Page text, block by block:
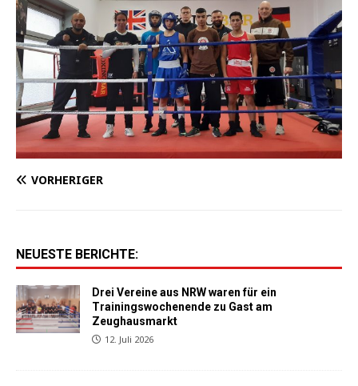
VORHERIGER
NEUESTE BERICHTE:
Drei Vereine aus NRW waren für ein
Trainingswochenende zu Gast am
Zeughausmarkt
12. Juli 2026